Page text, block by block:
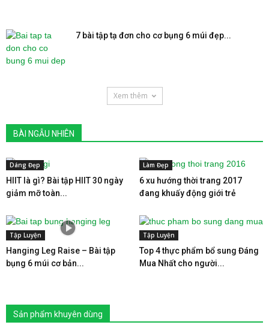
7 bài tập tạ đơn cho cơ bụng 6 múi đẹp...
Xem thêm
BÀI NGẪU NHIÊN
Dáng Đẹp
HIIT là gì? Bài tập HIIT 30 ngày
giảm mỡ toàn...
Làm Đẹp
6 xu hướng thời trang 2017
đang khuấy động giới trẻ
Tập Luyện
Hanging Leg Raise – Bài tập
bụng 6 múi cơ bản...
Tập Luyện
Top 4 thực phẩm bổ sung Đáng
Mua Nhất cho người...
Sản phẩm khuyên dùng